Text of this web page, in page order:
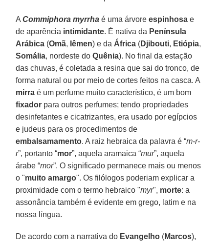
ACommiphora myrrha é uma árvoreespinhosa e
de aparência intimidante. É nativa da Península
Arábica (Omã, Iêmen) e da África (Djibouti, Etiópia,
Somália, nordeste doQuênia). No final da estação
das chuvas, é coletada a resina que sai do tronco, de
forma natural ou por meio de cortes feitos na casca. A
mirra é um perfume muito característico, é um bom
fixador para outros perfumes; tendo propriedades
desinfetantes e cicatrizantes, era usado por egípcios
e judeus para os procedimentos de
embalsamamento. A raiz hebraica da palavra é “m-r-
r”, portanto “mor”, aquela aramaica “mur”, aquela
árabe “mor”. O significado permanece mais ou menos
o "muito amargo". Os filólogos poderiam explicar a
proximidade com o termo hebraico "myr", morte: a
assonância também é evidente em grego, latim e na
nossa língua.
De acordo com a narrativa do Evangelho (Marcos),